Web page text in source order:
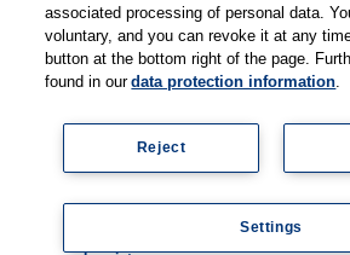
有关Thieme图书翻译及版权业务，请联系
| Thieme-Connect |
© Copyright 2025, 德国蒂墨出版集团（
京ICP备19004917号-1
隐私政策
| Imprint
associated processing of personal data.
voluntary, and you can revoke it at any
button at the bottom right of the page.
found in ourdata protection information.
Reject
Settings